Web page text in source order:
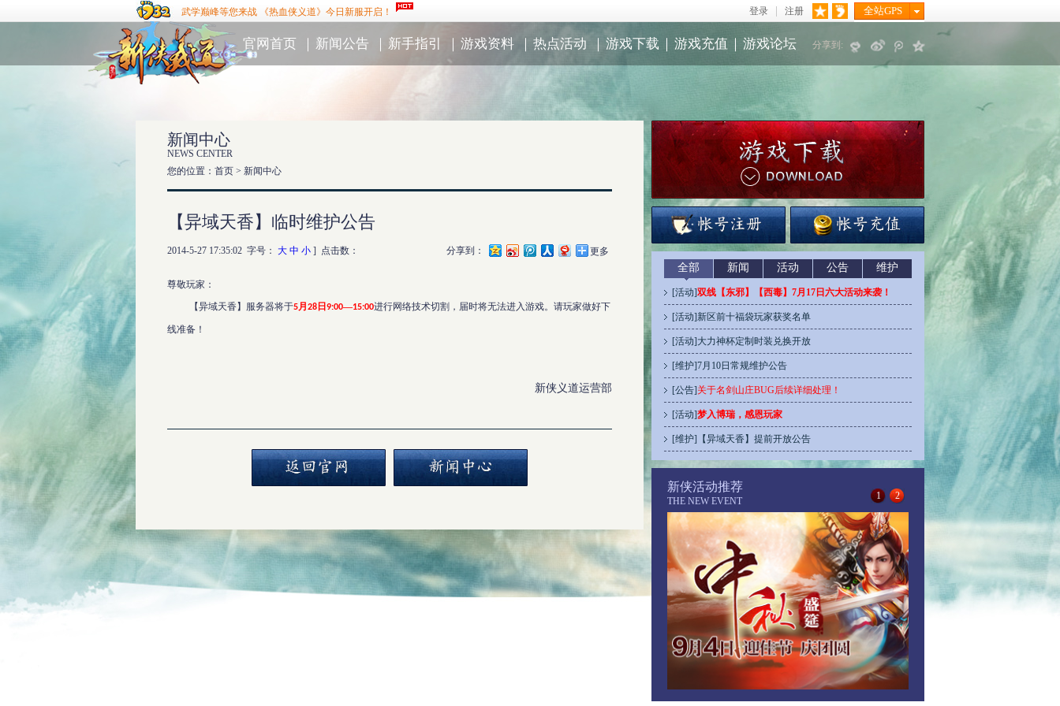
武学巅峰等您来战 《热血侠义道》今日新服开启！ 注册
登录 全站GPS
官网首页 新闻公告 新手指引 ｜ 游戏资料 ｜ 热点活动 ｜ 游戏下载 ｜ 游戏充值 ｜ 游戏论坛 分享到:
新闻中心
NEWS CENTER
您的位置：首页 > 新闻中心
【异域天香】临时维护公告
2014-5-27 17:35:02 字号： 大 中 小 ] 点击数： 分享到： 更多
尊敬玩家：
【异域天香】服务器将于5月 28 日 9:00—15:00进行网络技术切割，届时将无法进入游戏。请玩家做好下
线准备！
新侠义道运营部
全部 新闻 活动 公告 维护
[活动]双线【东邪】【西毒】7月17日六大活动来袭！
[活动] 新区前十福袋玩家获奖名单
[活动] 大力神杯定制时装兑换开放
[维护]7月10日常规维护公告
[公告] 关于名剑山庄BUG后续详细处理！
[活动]梦入博瑞，感恩玩家
[维护] 【异域天香】提前开放公告
新侠活动推荐
THE NEW EVENT 2
1